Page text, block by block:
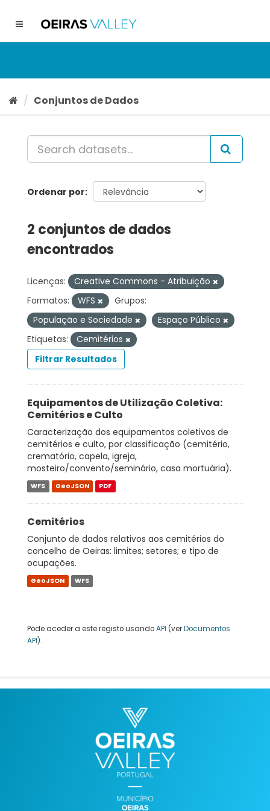
conteúdo
Toggle
Conjuntos de Dados
Ordenar por
2 conjuntos de dados
encontrados
Licenças:
Creative Commons - Atribuição
Formatos:
WFS
Grupos:
População e Sociedade
Espaço Público
Etiquetas:
Cemitérios
Filtrar Resultados
Equipamentos de Utilização Coletiva:
Cemitérios e Culto
Caracterização dos equipamentos coletivos de
cemitérios e culto, por classificação (cemitério,
crematório, capela, igreja,
mosteiro/convento/seminário, casa mortuária).
WFS GeoJSON PDF
Cemitérios
Conjunto de dados relativos aos cemitérios do
concelho de Oeiras: limites; setores; e tipo de
ocupações.
GeoJSON WFS
Pode aceder a este registo usandoAPI (verDocumentos
API).